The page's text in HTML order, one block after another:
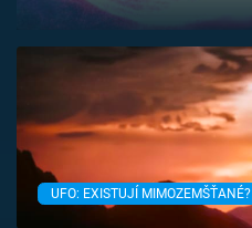
Přihlášení
Sledujte nás
UFO: EXISTUJÍ MIMOZEMŠŤANÉ?